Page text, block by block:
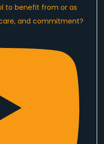
to benefit from or as
and commitment?